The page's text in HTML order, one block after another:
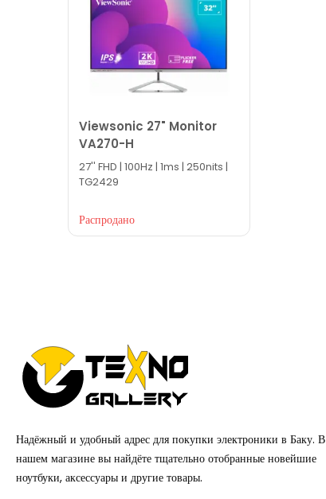
Viewsonic 27" Monitor
VA270-H
27'' FHD | 100Hz | 1ms | 250nits |
TG2429
Распродано
Надёжный и удобный адрес для покупки электроники в Баку. В
нашем магазине вы найдёте тщательно отобранные новейшие
ноутбуки, аксессуары и другие товары.